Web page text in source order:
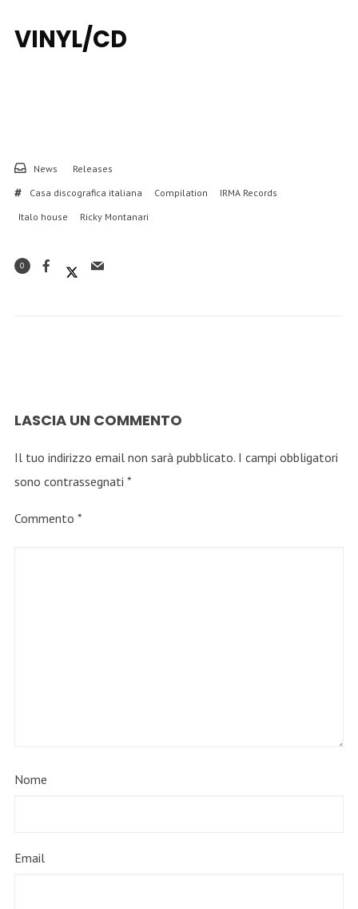
VINYL/CD
News
Releases
Casa discografica italiana
Compilation
IRMA Records
Italo house
Ricky Montanari
0
LASCIA UN COMMENTO
Il tuo indirizzo email non sarà pubblicato. I campi obbligatori
sono contrassegnati *
Commento *
Nome
Email